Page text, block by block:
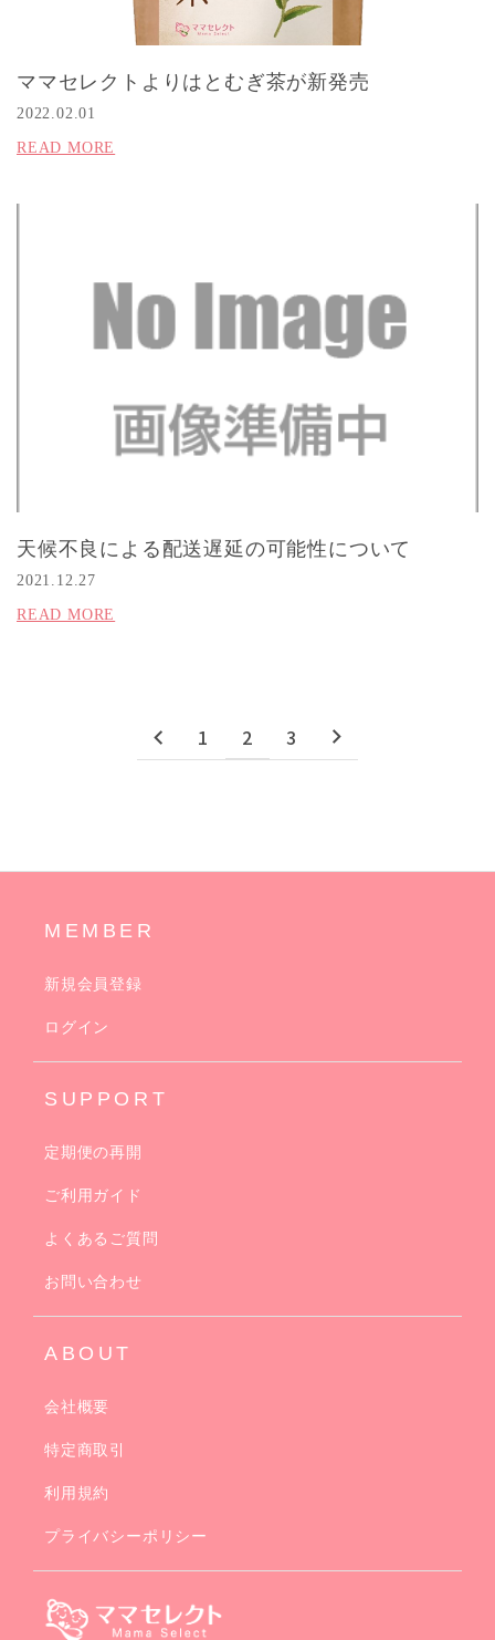
ママセレクトよりはとむぎ茶が新発売
2022.02.01
READ MORE
天候不良による配送遅延の可能性について
2021.12.27
READ MORE
1 2 3
MEMBER
新規会員登録
ログイン
SUPPORT
定期便の再開
ご利用ガイド
よくあるご質問
お問い合わせ
ABOUT
会社概要
特定商取引
利用規約
プライバシーポリシー